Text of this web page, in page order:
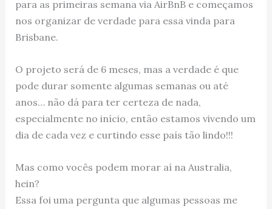
para as primeiras semana via AirBnB e começamos
nos organizar de verdade para essa vinda para
Brisbane.
O projeto será de 6 meses, mas a verdade é que
pode durar somente algumas semanas ou até
anos… não dá para ter certeza de nada,
especialmente no início, então estamos vivendo um
dia de cada vez e curtindo esse país tão lindo!!!
Mas como vocês podem morar aí na Australia,
hein?
Essa foi uma pergunta que algumas pessoas me